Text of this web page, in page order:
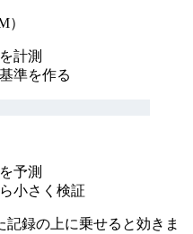
）
計測
準を作る
予測
小さく検証
記録の上に乗せると効きま